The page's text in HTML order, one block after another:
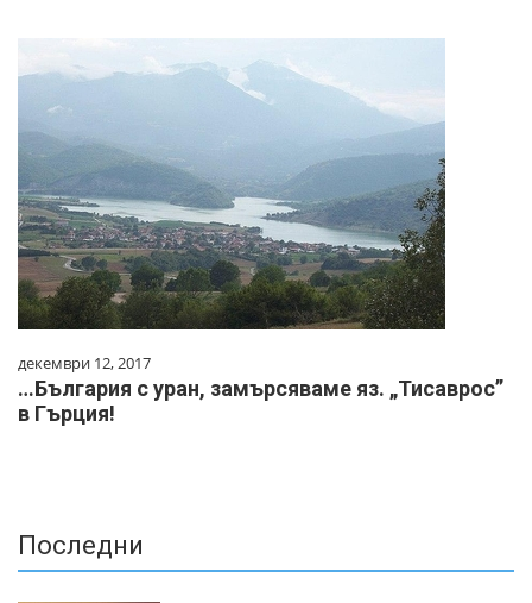
декември 12, 2017
…България с уран, замърсяваме яз. „Тисаврос”
в Гърция!
Последни